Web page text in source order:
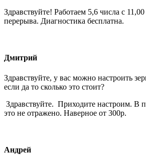
Здравствуйте! Работаем 5,6 числа с
перерыва. Диагностика бесплатна.
Дмитрий
Здравствуйте, у вас можно настроить
если да то сколько это стоит?
Здравствуйте. Приходите настроим. В
это не отражено. Наверное от 300р.
Андрей